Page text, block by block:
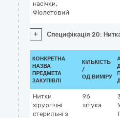
насічки,
Фіолетовий
+ Специфікація 20:
КОНКРЕТНА
НАЗВА
ПРЕДМЕТА
ЗАКУПІВЛІ
КІЛЬКІСТЬ
/
ОД.ВИМІРУ
Нитки
хірургічні
стерильні з
96
штука